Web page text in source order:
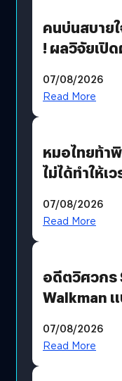
คนบ่นสบาย
! ผลวิจัยเปิ
07/08/2026
Read More
หมอไทยท้า
ไม่ได้ทำให้เว
07/08/2026
Read More
อดีตวิศวกร
Walkman
07/08/2026
Read More